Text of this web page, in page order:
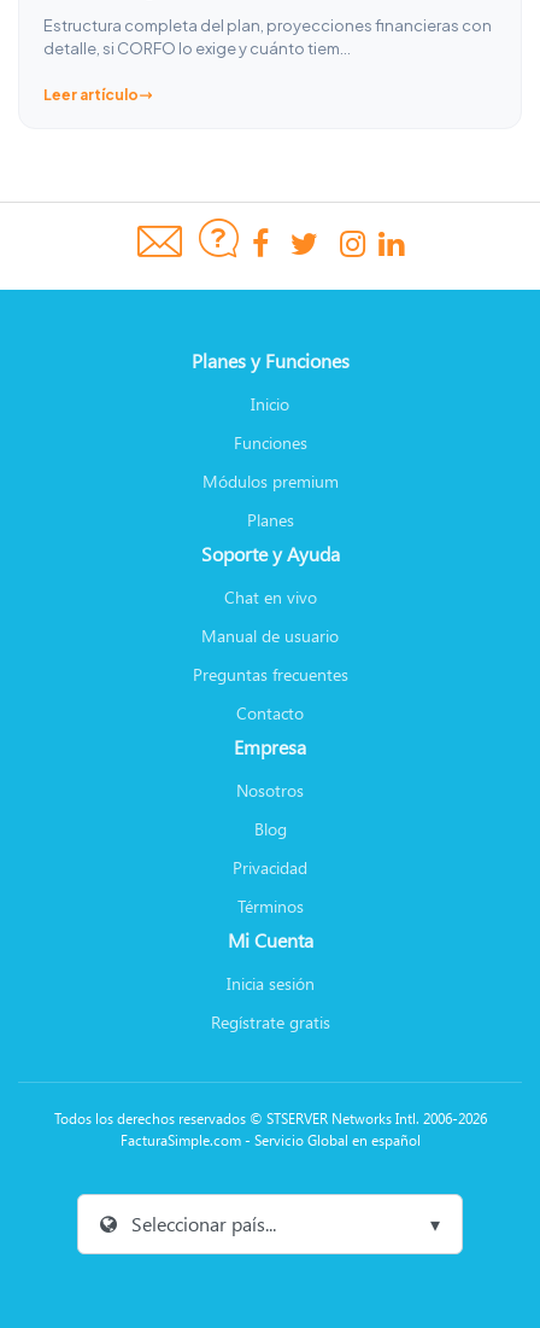
Estructura completa del plan, proyecciones financieras con
detalle, si CORFO lo exige y cuánto tiem…
Leer artículo
Planes y Funciones
Inicio
Funciones
Módulos premium
Planes
Soporte y Ayuda
Chat en vivo
Manual de usuario
Preguntas frecuentes
Contacto
Empresa
Nosotros
Blog
Privacidad
Términos
Mi Cuenta
Inicia sesión
Regístrate gratis
Todos los derechos reservados © STSERVER Networks Intl. 2006-2026
FacturaSimple.com - Servicio Global en español
Seleccionar país... ▾